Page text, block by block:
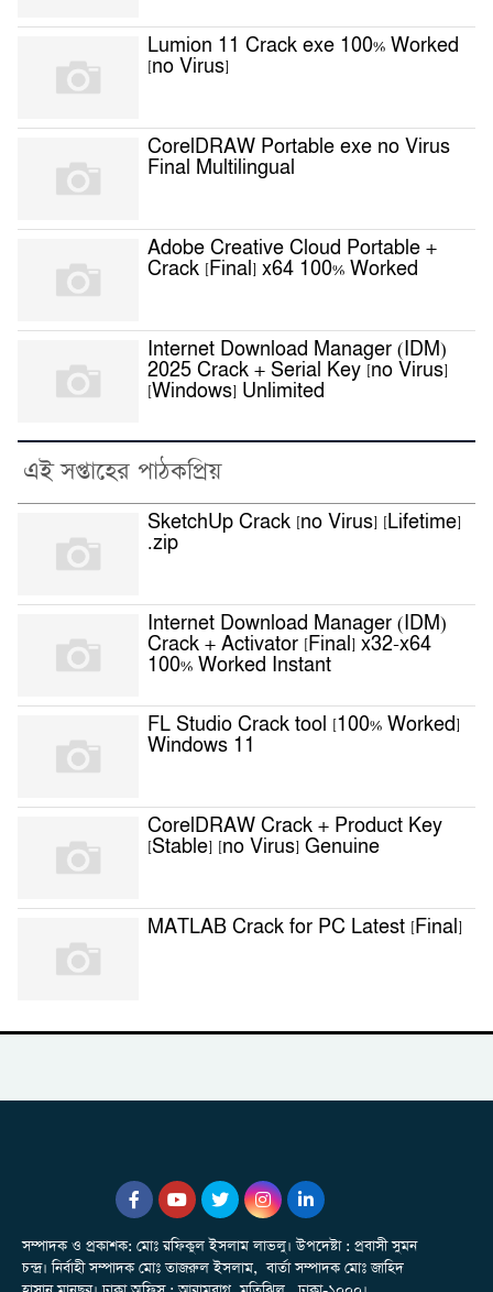
Lumion 11 Crack exe 100% Worked
[no Virus]
CorelDRAW Portable exe no Virus
Final Multilingual
Adobe Creative Cloud Portable +
Crack [Final] x64 100% Worked
Internet Download Manager (IDM)
2025 Crack + Serial Key [no Virus]
[Windows] Unlimited
এই সপ্তাহের পাঠকপ্রিয়
SketchUp Crack [no Virus] [Lifetime]
.zip
Internet Download Manager (IDM)
Crack + Activator [Final] x32-x64
100% Worked Instant
FL Studio Crack tool [100% Worked]
Windows 11
CorelDRAW Crack + Product Key
[Stable] [no Virus] Genuine
MATLAB Crack for PC Latest [Final]
সম্পাদক ও প্রকাশক: মোঃ রফিকুল ইসলাম লাভলু। উপদেষ্টা : প্রবাসী সুমন
চন্দ্র। নির্বাহী সম্পাদক মোঃ তাজরুল‌‌ ইসলাম, বার্তা সম্পাদক মোঃ জাহিদ